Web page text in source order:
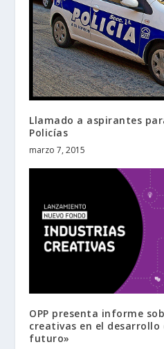
Llamado a aspirantes
Policías
marzo 7, 2015
OPP presenta informe
creativas en el desarrollo
futuro»